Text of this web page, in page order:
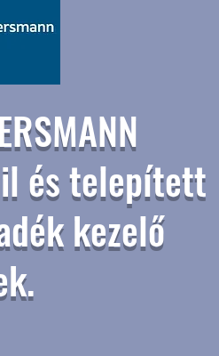
és telepített
kezelő